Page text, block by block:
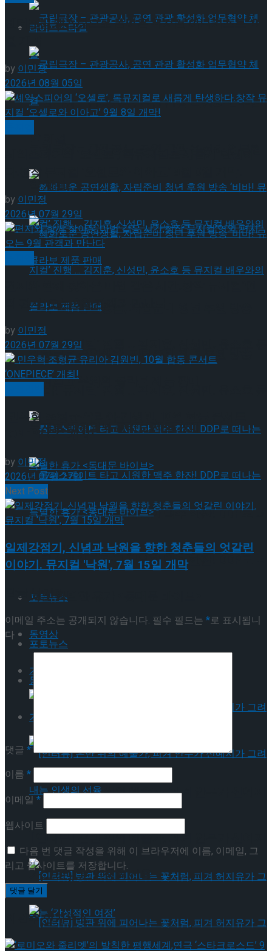
국립극장 – 관광공사, 공연 관광 활성화 업무협
약 체결
혜화로운 공연생활, 자립준비 청년 후원 방송
‘비바! 뮤지컬’ 진행 … 김지훈, 신성민, 윤소호 등
뮤지컬 배우와의 콜라보 제품 판매
롤러스케이트 타고 시원한 맥주 한잔! DDP로 떠
나는 특별한 휴가 <동대문 바이브>
포토뉴스
동영상
기획기사
[인터뷰] 은반 위의 예술가, 피겨 안무가 신예지
가 그려내는 인생의 선율
라이프스타일
약 체결
혜화로운 공연생활, 자립준비 청년 후원 방송
뮤지컬 배우와의 콜라보 제품 판매
롤러스케이트 타고 시원한 맥주 한잔! DDP로 떠
나는 특별한 휴가 <동대문 바이브>
포토뉴스
동영상
기획기사
[인터뷰] 은반 위의 예술가, 피겨 안무가 신예지
가 그려내는 인생의 선율
젠더프리 캐스팅으로 돌아온 뮤지컬’아나키스트’ 9
by 이민정
2026년 08월 05일
다.창작 뮤지컬 ‘오셀로와 이아고’ 9월 8일 개막!
by이민정
2026년 07월 29일
의 편지’ 오는 9월 관객과 만난다
by이민정
2026년 07월 29일
민우혁·조형균·유리아·김원빈, 10월 합동 콘서트
‘ONEPIECE’ 개최!
by이민정
2026년 07월 27일
Next Post
일제강점기, 신념과 낙원을 향한 청춘들의 엇갈린
이야기. 뮤지컬 '낙원', 7월 15일 개막
답글 남기기
이메일 주소는 공개되지 않습니다. 필수 필드는 *로 표시됩니
다
댓글 *
이름 *
이메일 *
웹사이트
다음 번 댓글 작성을 위해 이 브라우저에 이름, 이메일, 그
리고 웹사이트를 저장합니다.
이번주 인기뉴스